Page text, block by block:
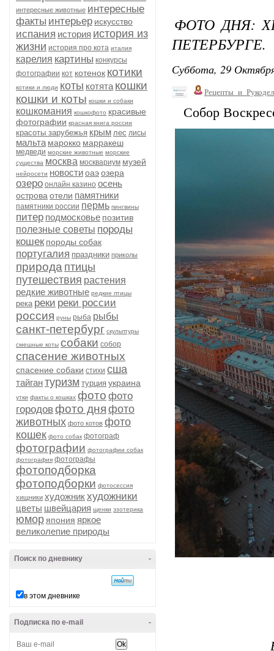
интересные животные интересные
факты интерьер искусство
испания история история из
жизни история про кота италия
карелия картины конкурсы
фотографии кот котенок котики
котики и люди коты котята кошки
кошки и коты кошки и собаки
кошкомания кошкофото красивые
фотографии красная книга россии
красоты зарубежья крым лес лисы
мальта марокко марракеш
медведи морские животные морские
существа москва москвариум музей
нейросети новостиоаэозера
озеро онлайн казино осень
острова отели памятники
памятники россии пермь пингвины
питер подмосковье позитив
полезные советы породы
кошек породы собак
португалия праздники приколы
природа птицы
путешествия растения
редкие животные редкие птицы
река реки реки россии
россия руны рыба рыбы
санкт-петербург скульптуры
смешные коты собаки собор
спасение животных
спасение собаки стихи сша
тайгантуризм турция украина
утки факты о кошках фото фото
городовфото дня фото
животных фото котов фото
кошек фото собак фотограф
фотографии фотографии собак
фотография фотографы
фотоподборка
фотоподборки фотосессия
хищники художникхудожники
цветы швейцария щенки эзотерика
юмор япония яркое
великолепие природы
-
Поиск по дневнику
в этом дневнике
-
Подписка по e-mail
ФОТО ДНЯ:
ПЕТЕРБУРГЕ.
Суббота, 29
Собор